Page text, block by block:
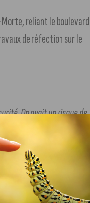
reliant le boulevard
de réfection sur le
.On avait un risque de
et conseillère
semaines pour que
toute infiltration